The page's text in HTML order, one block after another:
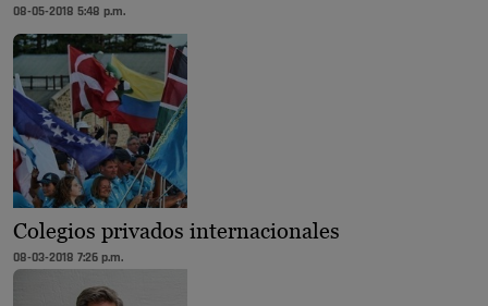
08-05-2018 5:48 p.m.
Colegios privados internacionales
08-03-2018 7:26 p.m.